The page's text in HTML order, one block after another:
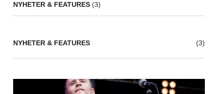
NYHETER & FEATURES (3)
NYHETER & FEATURES (3)